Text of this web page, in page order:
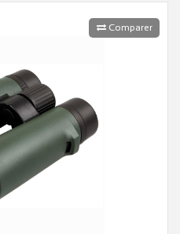
Comparer